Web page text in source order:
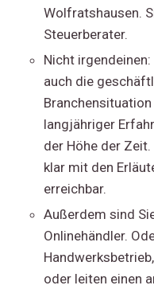
Wolfratshausen.
Steuerberater.
Nicht
auch die
langjähriger
der Höhe der
klar mit den
erreichbar.
Außerdem sind
Onlinehändler.
oder leiten einen